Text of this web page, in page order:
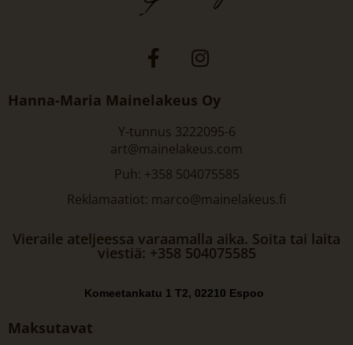
Hanna-Maria Mainelakeus Oy
Y-tunnus 3222095-6
art@mainelakeus.com
Puh: +358 504075585
Reklamaatiot: marco@mainelakeus.fi
Vieraile ateljeessa varaamalla aika. Soita tai laita
viestiä: +358 504075585
Komeetankatu 1 T2, 02210 Espoo
Maksutavat